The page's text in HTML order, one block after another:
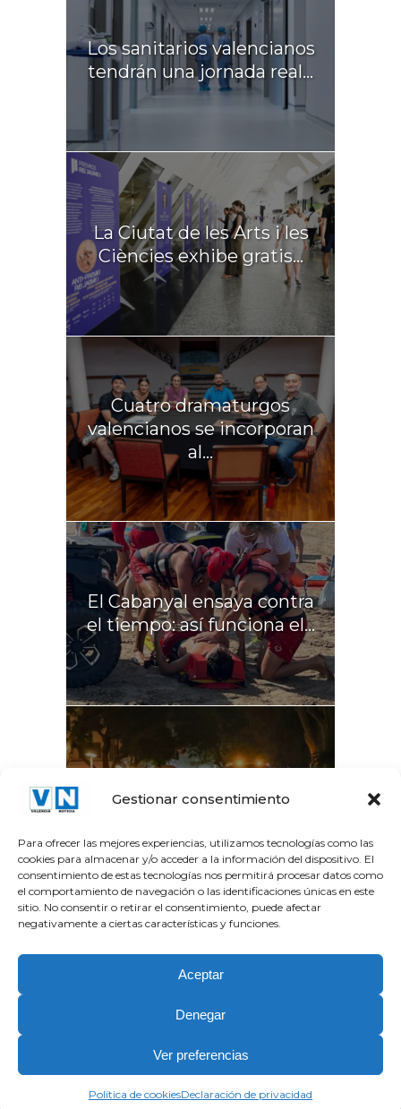
Gestionar consentimiento
Para ofrecer las mejores experiencias, utilizamos tecnologías como las
cookies para almacenar y/o acceder a la información del dispositivo. El
consentimiento de estas tecnologías nos permitirá procesar datos como
el comportamiento de navegación o las identificaciones únicas en este
sitio. No consentir o retirar el consentimiento, puede afectar
negativamente a ciertas características y funciones.
Aceptar
Denegar
Ver preferencias
Política de cookiesDeclaración de privacidad
Los sanitarios valencianos
tendrán una jornada real...
La Ciutat de les Arts i les
Ciències exhibe gratis...
Cuatro dramaturgos
valencianos se incorporan
al...
El Cabanyal ensaya contra
el tiempo: así funciona el...
del Túria recupera el...
JEZZ Media | Stock images by
Política de cookies (UE)
Política de Privacidad